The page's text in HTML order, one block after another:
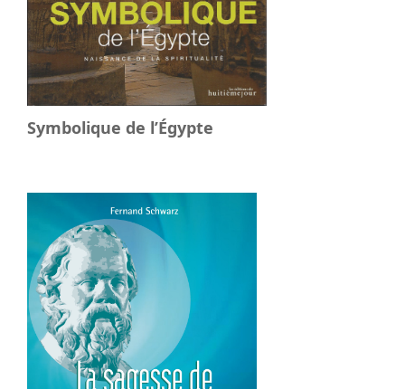
Symbolique de l’Égypte